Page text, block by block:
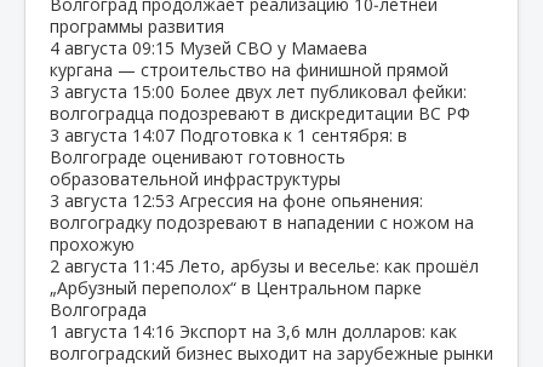
программы развития
4 августа 09:15 Музей СВО у Мамаева
кургана — строительство на финишной прямой
3 августа 15:00 Более двух лет публиковал фейки:
волгоградца подозревают в дискредитации ВС РФ
3 августа 14:07 Подготовка к 1 сентября: в
Волгограде оценивают готовность
образовательной инфраструктуры
3 августа 12:53 Агрессия на фоне опьянения:
волгоградку подозревают в нападении с ножом на
прохожую
2 августа 11:45 Лето, арбузы и веселье: как прошёл
„Арбузный переполох“ в Центральном парке
Волгограда
1 августа 14:16 Экспорт на 3,6 млн долларов: как
волгоградский бизнес выходит на зарубежные рынки